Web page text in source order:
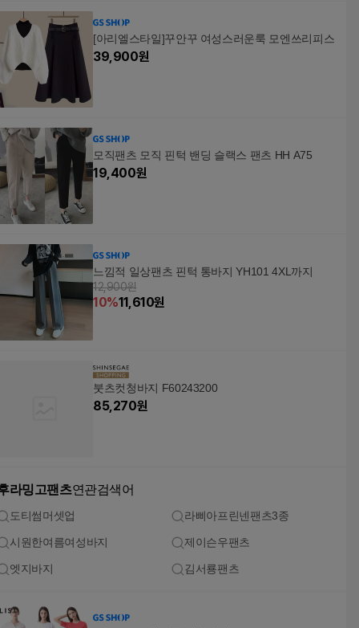
[아리엘스타일]꾸안꾸 여성스러운룩 모엔쓰리피스
39,900원
모직팬츠 모직 핀턱 밴딩 슬랙스 팬츠 HH A75
19,400원
느낌적 일상팬츠 핀턱 통바지 YH101 4XL까지
12,900원
10%11,610원
붓츠컷청바지 F60243200
85,270원
라밍고팬츠연관검색어
도티썸머셋업 라삐아프린넨팬츠3종
시원한여름여성바지 제이슨우팬츠
엣지바지 김서룡팬츠